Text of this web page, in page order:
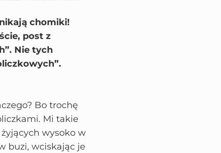
chomiki!
post z
Nie tych
Bo trochę
Mi takie
wysoko w
buzi, wciskając je